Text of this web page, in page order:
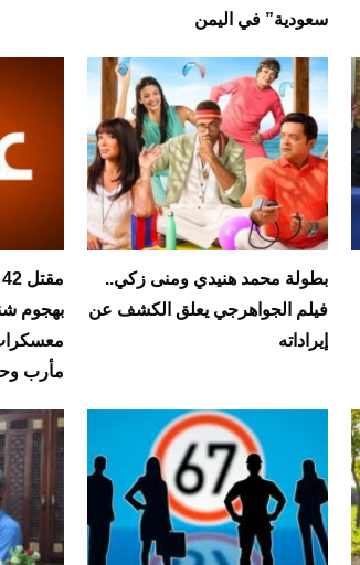
سعودية” في اليمن
بطولة محمد هنيدي ومنى زكي..
فيلم الجواهرجي يعلق الكشف عن
إيراداته
بهجوم
مأرب